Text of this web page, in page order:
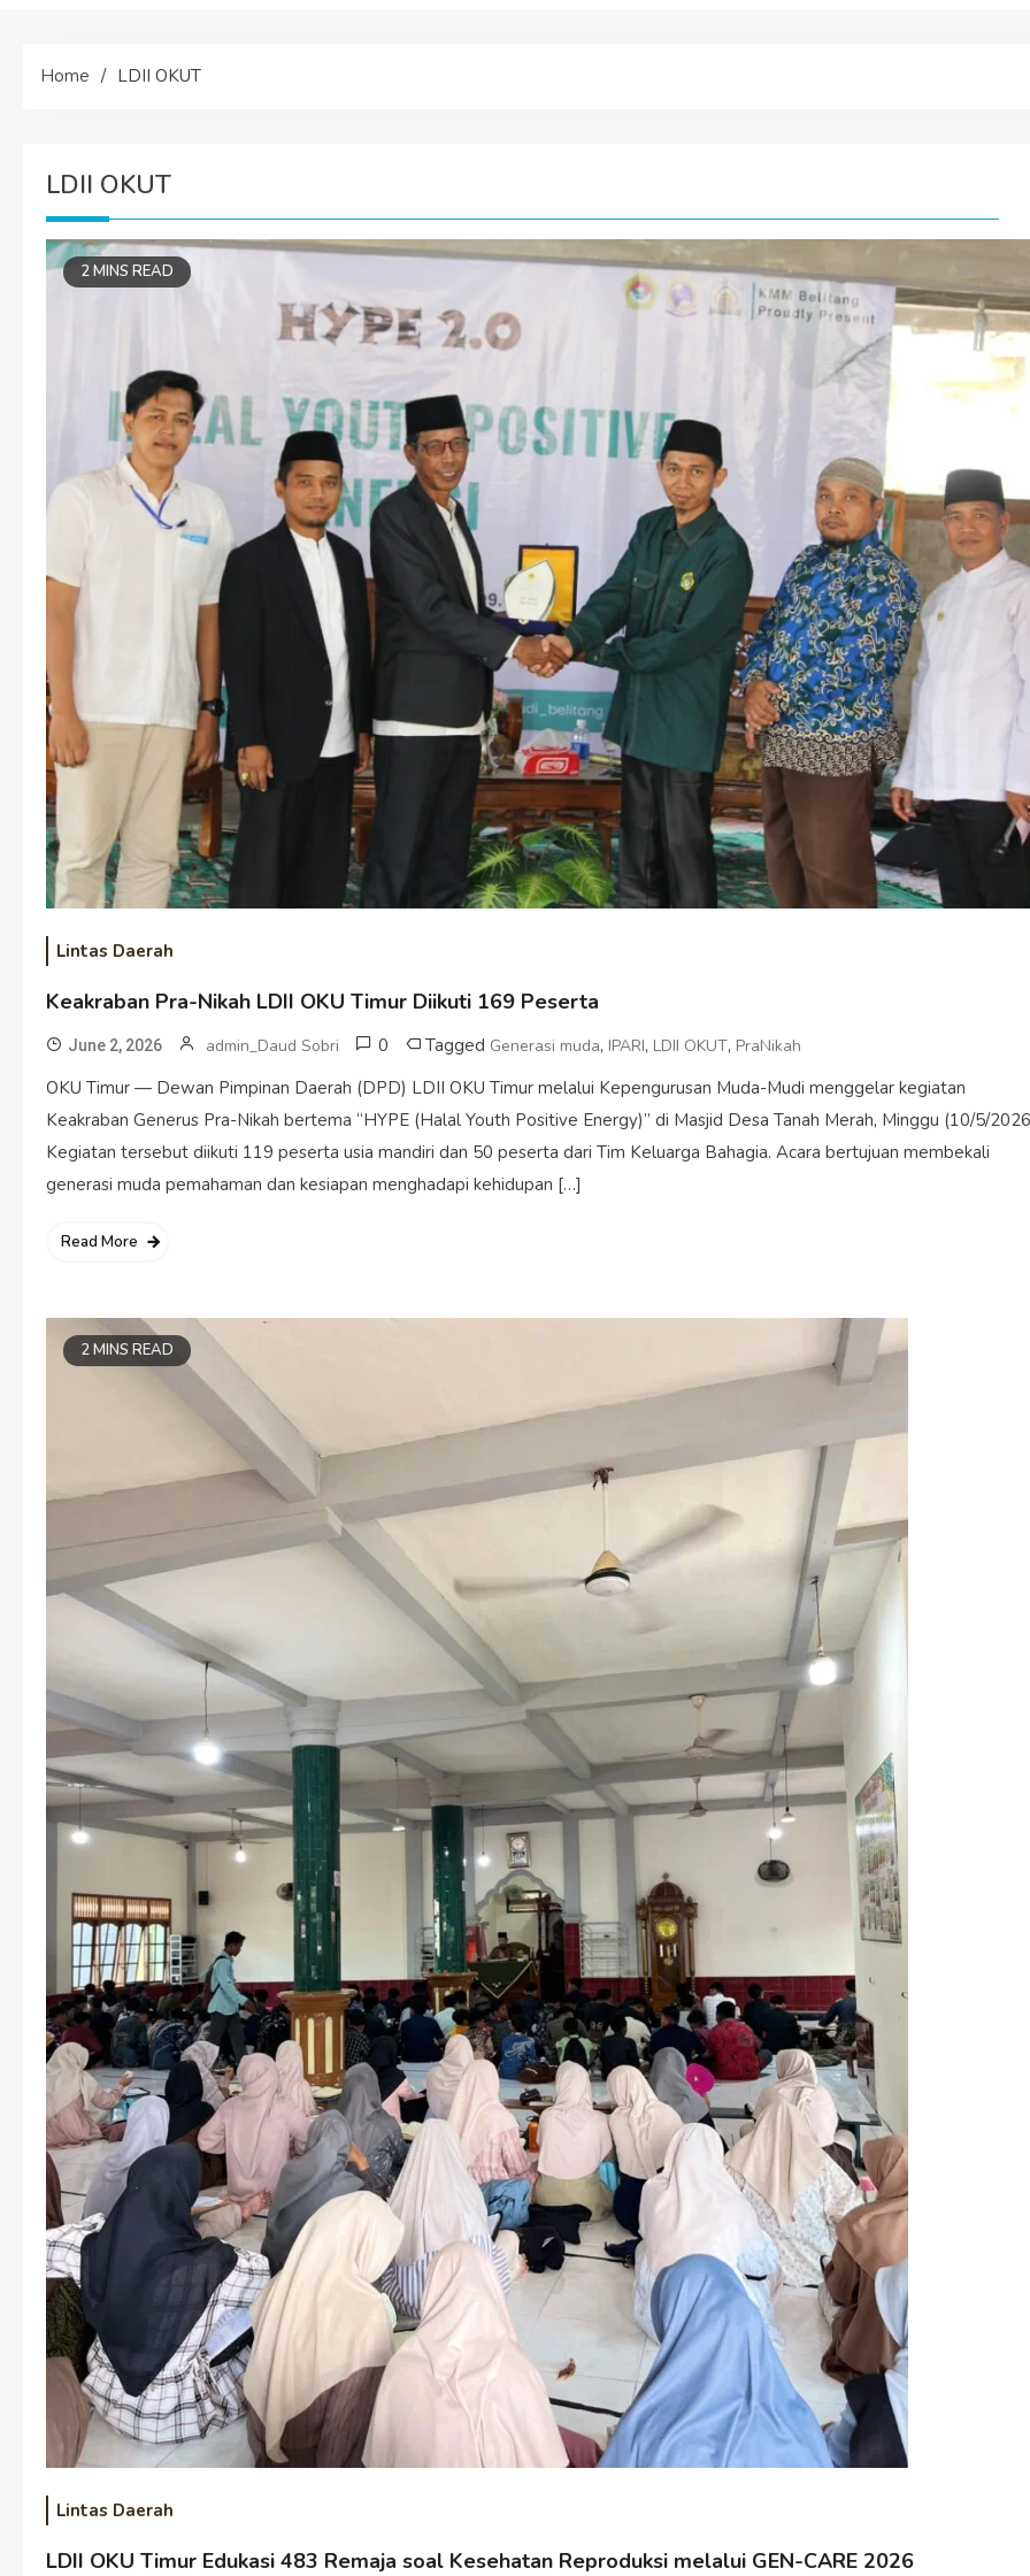
Home LDII OKUT
LDII OKUT
2 MINS READ
Lintas Daerah
Keakraban Pra-Nikah LDII OKU Timur Diikuti 169 Peserta
June 2, 2026 admin_Daud Sobri 0 Tagged Generasi muda, IPARI, LDII OKUT, PraNikah
OKU Timur — Dewan Pimpinan Daerah (DPD) LDII OKU Timur melalui Kepengurusan Muda-Mudi menggelar kegiatan
Keakraban Generus Pra-Nikah bertema “HYPE (Halal Youth Positive Energy)” di Masjid Desa Tanah Merah, Minggu (10/5/
Kegiatan tersebut diikuti 119 peserta usia mandiri dan 50 peserta dari Tim Keluarga Bahagia. Acara bertujuan membekali
generasi muda pemahaman dan kesiapan menghadapi kehidupan […]
Read More
2 MINS READ
Lintas Daerah
LDII OKU Timur Edukasi 483 Remaja soal Kesehatan Reproduksi melalui GEN-CARE 2026